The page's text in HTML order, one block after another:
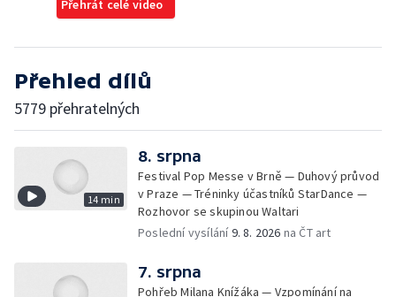
Přehrát celé video
Přehled dílů
5779 přehratelných
14 min
8. srpna
Festival Pop Messe v Brně — Duhový průvod
v Praze — Tréninky účastníků StarDance —
Rozhovor se skupinou Waltari
Poslední vysílání9. 8. 2026 na ČT art
7. srpna
Pohřeb Milana Knížáka — Vzpomínání na